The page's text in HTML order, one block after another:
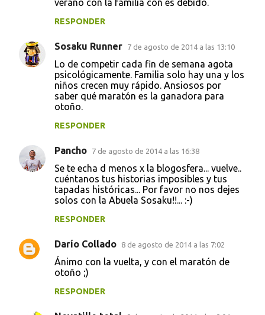
verano con la familia con es debido.
RESPONDER
Sosaku Runner 7 de agosto de 2014 a las 13:10
Lo de competir cada fin de semana agota
psicológicamente. Familia solo hay una y los
niños crecen muy rápido. Ansiosos por
saber qué maratón es la ganadora para
otoño.
RESPONDER
Pancho 7 de agosto de 2014 a las 16:38
Se te echa d menos x la blogosfera... vuelve..
cuéntanos tus historias imposibles y tus
tapadas históricas... Por favor no nos dejes
solos con la Abuela Sosaku!!... :-)
RESPONDER
Darío Collado 8 de agosto de 2014 a las 7:02
Ánimo con la vuelta, y con el maratón de
otoño ;)
RESPONDER